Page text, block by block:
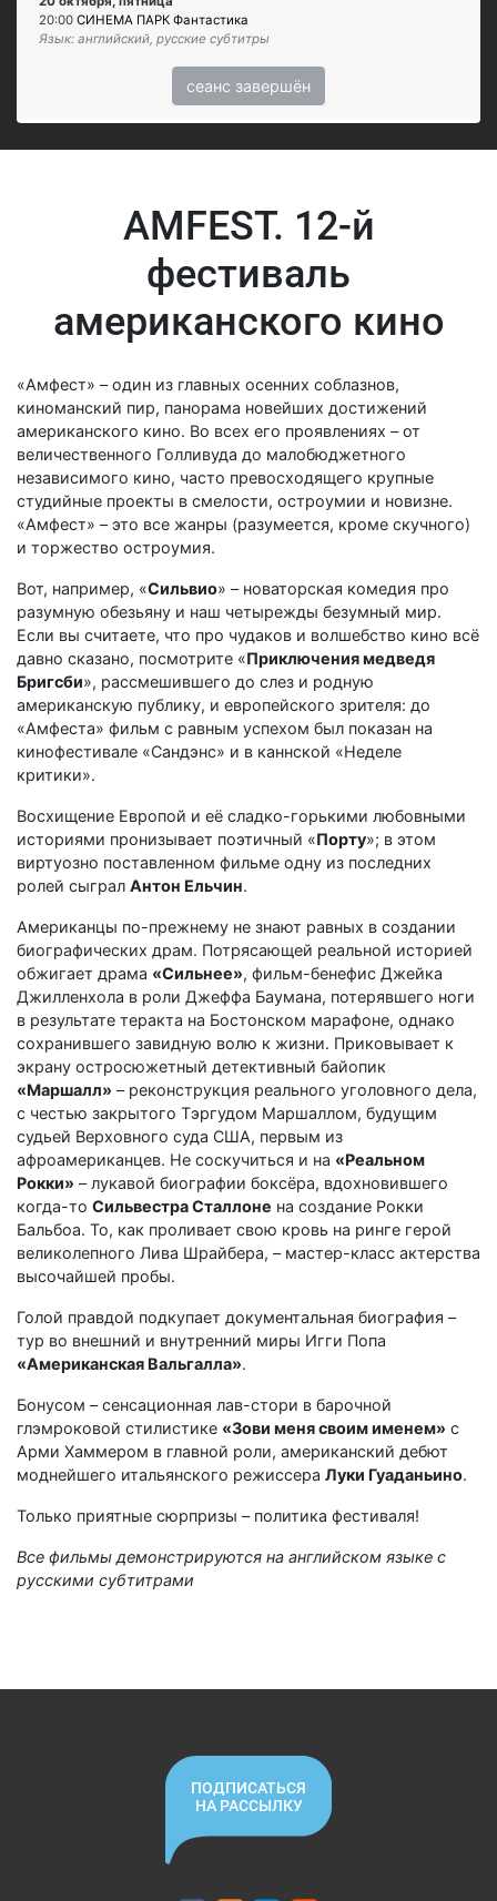
20:00 СИНЕМА ПАРК Фантастика
Язык: английский, русские субтитры
сеанс завершён
AMFEST. 12-й
фестиваль
американского кино
«Амфест» – один из главных осенних соблазнов,
киноманский пир, панорама новейших достижений
американского кино. Во всех его проявлениях – от
величественного Голливуда до малобюджетного
независимого кино, часто превосходящего крупные
студийные проекты в смелости, остроумии и новизне.
«Амфест» – это все жанры (разумеется, кроме скучного)
и торжество остроумия.
Вот, например, «Сильвио» – новаторская комедия про
разумную обезьяну и наш четырежды безумный мир.
Если вы считаете, что про чудаков и волшебство кино всё
давно сказано, посмотрите «Приключения медведя
Бригсби», рассмешившего до слез и родную
американскую публику, и европейского зрителя: до
«Амфеста» фильм с равным успехом был показан на
кинофестивале «Сандэнс» и в каннской «Неделе
критики».
Восхищение Европой и её сладко-горькими любовными
историями пронизывает поэтичный «Порту»; в этом
виртуозно поставленном фильме одну из последних
ролей сыграл Антон Ельчин.
Американцы по-прежнему не знают равных в создании
биографических драм. Потрясающей реальной историей
обжигает драма «Сильнее», фильм-бенефис Джейка
Джилленхола в роли Джеффа Баумана, потерявшего ноги
в результате теракта на Бостонском марафоне, однако
сохранившего завидную волю к жизни. Приковывает к
экрану остросюжетный детективный байопик
«Маршалл» – реконструкция реального уголовного дела,
с честью закрытого Тэргудом Маршаллом, будущим
судьей Верховного суда США, первым из
афроамериканцев. Не соскучиться и на «Реальном
Рокки» – лукавой биографии боксёра, вдохновившего
когда-то Сильвестра Сталлоне на создание Рокки
Бальбоа. То, как проливает свою кровь на ринге герой
великолепного Лива Шрайбера, – мастер-класс актерства
высочайшей пробы.
Голой правдой подкупает документальная биография –
тур во внешний и внутренний миры Игги Попа
«Американская Вальгалла».
Бонусом – cенсационная лав-стори в барочной
глэмроковой стилистике «Зови меня своим именем» c
Арми Хаммером в главной роли, американский дебют
моднейшего итальянского режиссера Луки Гуаданьино.
Только приятные сюрпризы – политика фестиваля!
Все фильмы демонстрируются на английском языке с
русскими субтитрами
ПОДПИСАТЬСЯ
НА РАССЫЛКУ